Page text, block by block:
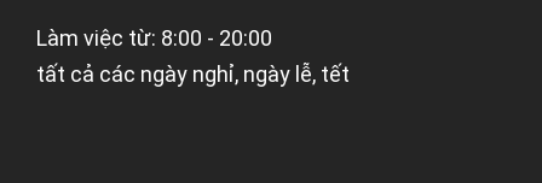
Làm việc từ: 8:00 - 20:00
tất cả các ngày nghỉ, ngày lễ, tết